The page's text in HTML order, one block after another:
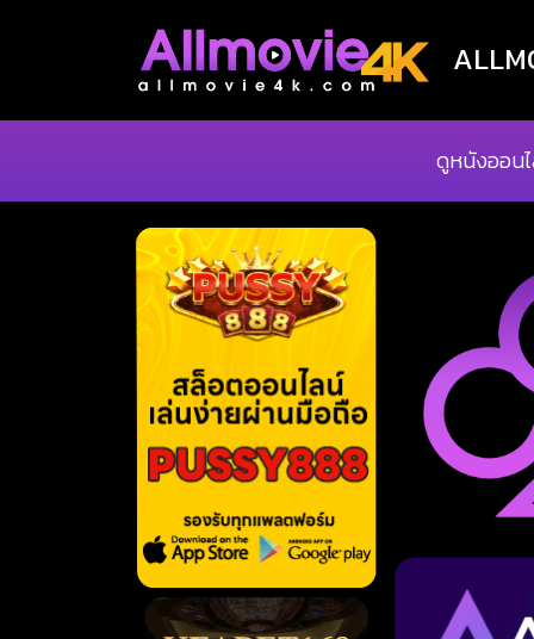
ดูหนังออน